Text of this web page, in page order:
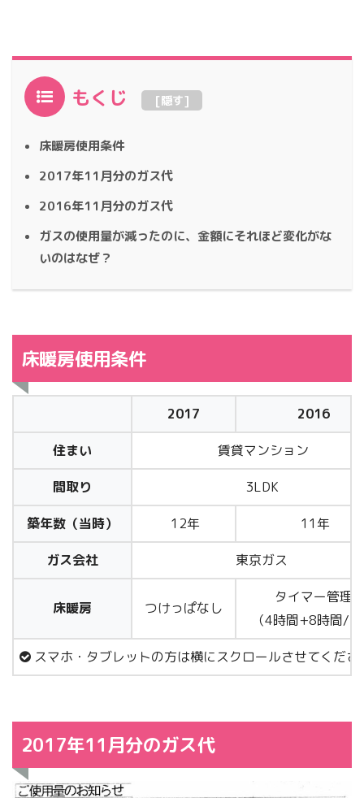
もくじ [隠す]
床暖房使用条件
2017年11月分のガス代
2016年11月分のガス代
ガスの使用量が減ったのに、金額にそれほど変化がな
いのはなぜ？
床暖房使用条件
2017 2016
住まい 賃貸マンション
間取り 3LDK
築年数（当時） 12年 11年
ガス会社 東京ガス
床暖房 つけっぱなし
タイマー管理
（4時間+8時間/
スマホ・タブレットの方は横にスクロールさせてくださ
2017年11月分のガス代